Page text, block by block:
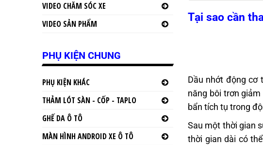
Tại sao cần
Dầu nhớt động cơ
năng bôi trơn
bẩn tích tụ trong
Sau một thời gian
thời gian dài có
VIDEO CHĂM SÓC XE
VIDEO SẢN PHẨM
PHỤ KIỆN CHUNG
PHỤ KIỆN KHÁC
THẢM LÓT SÀN - CỐP - TAPLO
GHẾ DA Ô TÔ
MÀN HÌNH ANDROID XE Ô TÔ